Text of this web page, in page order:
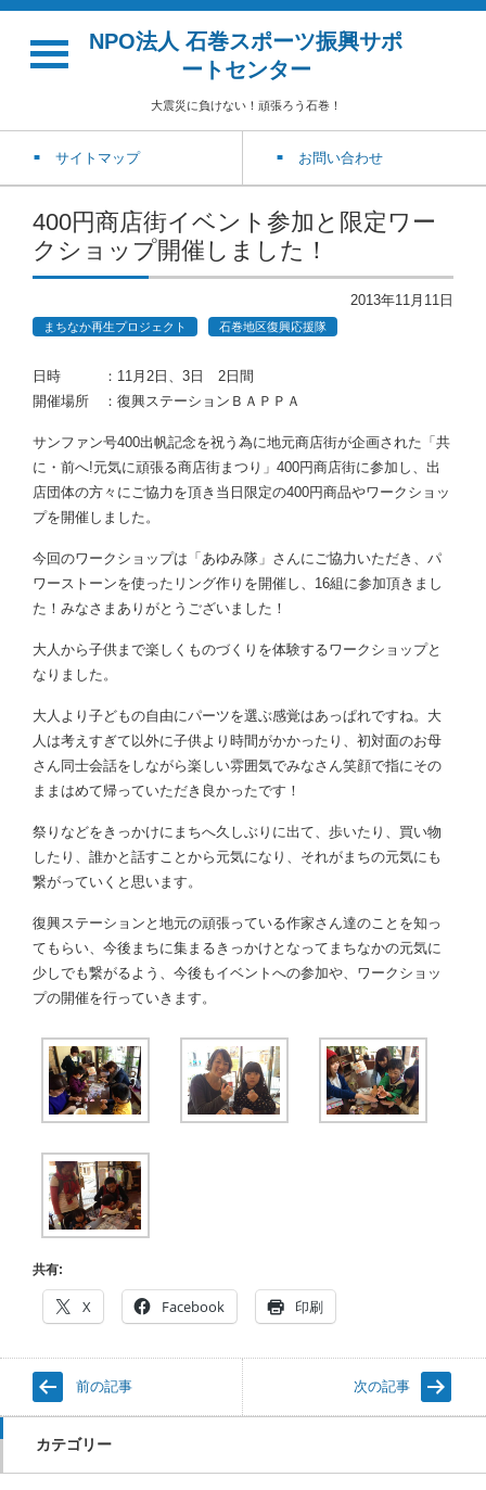
NPO法人 石巻スポーツ振興サポ
ートセンター
大震災に負けない！頑張ろう石巻！
サイトマップ お問い合わせ
400円商店街イベント参加と限定ワー
クショップ開催しました！
2013年11月11日
まちなか再生プロジェクト 石巻地区復興応援隊
日時 ：11月2日、3日 2日間
開催場所 ：復興ステーションＢＡＰＰＡ
サンファン号400出帆記念を祝う為に地元商店街が企画された「共
に・前へ!元気に頑張る商店街まつり」400円商店街に参加し、出
店団体の方々にご協力を頂き当日限定の400円商品やワークショッ
プを開催しました。
今回のワークショップは「あゆみ隊」さんにご協力いただき、パ
ワーストーンを使ったリング作りを開催し、16組に参加頂きまし
た！みなさまありがとうございました！
大人から子供まで楽しくものづくりを体験するワークショップと
なりました。
大人より子どもの自由にパーツを選ぶ感覚はあっぱれですね。大
人は考えすぎて以外に子供より時間がかかったり、初対面のお母
さん同士会話をしながら楽しい雰囲気でみなさん笑顔で指にその
ままはめて帰っていただき良かったです！
祭りなどをきっかけにまちへ久しぶりに出て、歩いたり、買い物
したり、誰かと話すことから元気になり、それがまちの元気にも
繋がっていくと思います。
復興ステーションと地元の頑張っている作家さん達のことを知っ
てもらい、今後まちに集まるきっかけとなってまちなかの元気に
少しでも繋がるよう、今後もイベントへの参加や、ワークショッ
プの開催を行っていきます。
共有:
X Facebook 印刷
前の記事 次の記事
カテゴリー